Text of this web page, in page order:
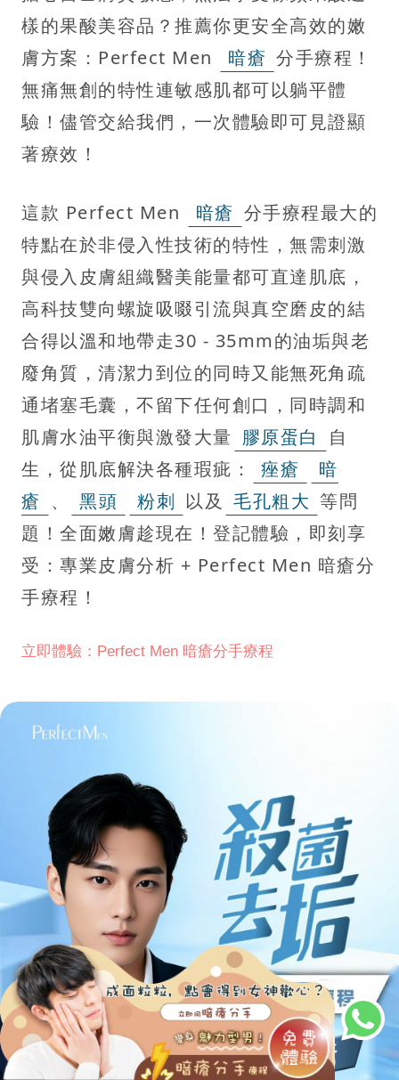
樣的果酸美容品？推薦你更安全高效的嫩
膚方案：Perfect Men
暗瘡 分手療程！
無痛無創的特性連敏感肌都可以躺平體
驗！儘管交給我們，一次體驗即可見證顯
著療效！
這款 Perfect Men 暗瘡 分手療程最大的
特點在於非侵入性技術的特性，無需刺激
與侵入皮膚組織醫美能量都可直達肌底，
高科技雙向螺旋吸啜引流與真空磨皮的結
合得以溫和地帶走30 - 35mm的油垢與老
廢角質，清潔力到位的同時又能無死角疏
通堵塞毛囊，不留下任何創口，同時調和
肌膚水油平衡與激發大量 膠原蛋白
自
生，從肌底解決各種瑕疵：
痤瘡
暗
瘡 、 黑頭 粉刺 以及 毛孔粗大 等問
題！全面嫩膚趁現在！登記體驗，即刻享
受：專業皮膚分析 + Perfect Men 暗瘡分
手療程！
立即體驗：Perfect Men 暗瘡分手療程